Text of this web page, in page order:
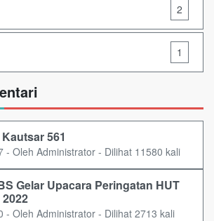
2
1
561
- Oleh Administrator - Dilihat 11580 kali
Gelar Upacara Peringatan HUT
- Oleh Administrator - Dilihat 2713 kali